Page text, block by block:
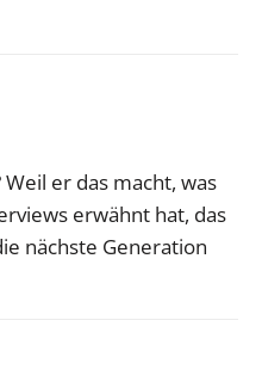
er das macht, was
erwähnt hat, das
nächste Generation